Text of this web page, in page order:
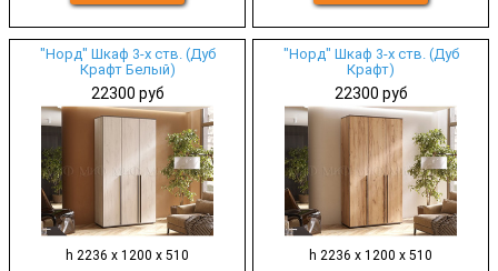
"Норд" Шкаф 3-х ств. (Дуб
Крафт Белый)
22300 руб
h 2236 х 1200 х 510
"Норд" Шкаф 3-х ств. (Дуб
Крафт)
22300 руб
h 2236 х 1200 х 510